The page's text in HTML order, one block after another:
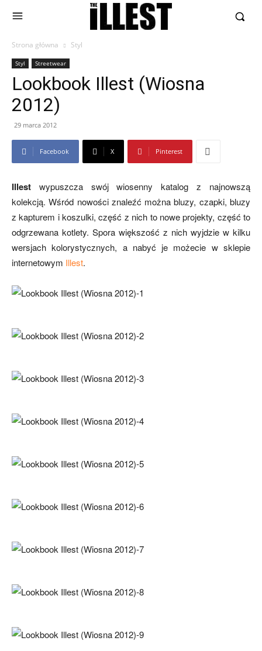
Strona główna Styl
Styl Streetwear
Lookbook Illest (Wiosna
2012)
29 marca 2012
Facebook X Pinterest
Illest wypuszcza swój wiosenny katalog z najnowszą
kolekcją. Wśród nowości znaleźć można bluzy, czapki, bluzy
z kapturem i koszulki, część z nich to nowe projekty, część to
odgrzewana kotlety. Spora większość z nich wyjdzie w kilku
wersjach kolorystycznych, a nabyć je możecie w sklepie
internetowym Illest.